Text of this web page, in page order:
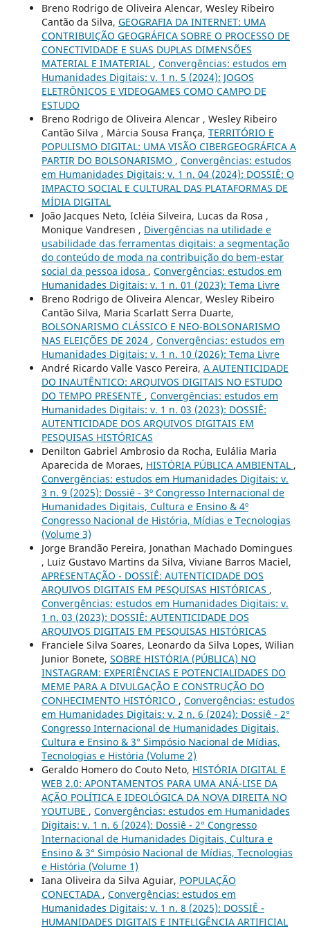
Breno Rodrigo de Oliveira Alencar, Wesley Ribeiro
Cantão da Silva, GEOGRAFIA DA INTERNET: UMA
CONTRIBUIÇÃO GEOGRÁFICA SOBRE O PROCESSO DE
CONECTIVIDADE E SUAS DUPLAS DIMENSÕES
MATERIAL E IMATERIAL , Convergências: estudos em
Humanidades Digitais: v. 1 n. 5 (2024): JOGOS
ELETRÔNICOS E VIDEOGAMES COMO CAMPO DE
ESTUDO
Breno Rodrigo de Oliveira Alencar , Wesley Ribeiro
Cantão Silva , Márcia Sousa França, TERRITÓRIO E
POPULISMO DIGITAL: UMA VISÃO CIBERGEOGRÁFICA A
PARTIR DO BOLSONARISMO , Convergências: estudos
em Humanidades Digitais: v. 1 n. 04 (2024): DOSSIÊ: O
IMPACTO SOCIAL E CULTURAL DAS PLATAFORMAS DE
MÍDIA DIGITAL
João Jacques Neto, Icléia Silveira, Lucas da Rosa ,
Monique Vandresen , Divergências na utilidade e
usabilidade das ferramentas digitais: a segmentação
do conteúdo de moda na contribuição do bem-estar
social da pessoa idosa , Convergências: estudos em
Humanidades Digitais: v. 1 n. 01 (2023): Tema Livre
Breno Rodrigo de Oliveira Alencar, Wesley Ribeiro
Cantão Silva, Maria Scarlatt Serra Duarte,
BOLSONARISMO CLÁSSICO E NEO-BOLSONARISMO
NAS ELEIÇÕES DE 2024 , Convergências: estudos em
Humanidades Digitais: v. 1 n. 10 (2026): Tema Livre
André Ricardo Valle Vasco Pereira, A AUTENTICIDADE
DO INAUTÊNTICO: ARQUIVOS DIGITAIS NO ESTUDO
DO TEMPO PRESENTE , Convergências: estudos em
Humanidades Digitais: v. 1 n. 03 (2023): DOSSIÊ:
AUTENTICIDADE DOS ARQUIVOS DIGITAIS EM
PESQUISAS HISTÓRICAS
Denilton Gabriel Ambrosio da Rocha, Eulália Maria
Aparecida de Moraes, HISTÓRIA PÚBLICA AMBIENTAL ,
Convergências: estudos em Humanidades Digitais: v.
3 n. 9 (2025): Dossiê - 3º Congresso Internacional de
Humanidades Digitais, Cultura e Ensino & 4º
Congresso Nacional de História, Mídias e Tecnologias
(Volume 3)
Jorge Brandão Pereira, Jonathan Machado Domingues
, Luiz Gustavo Martins da Silva, Viviane Barros Maciel,
APRESENTAÇÃO - DOSSIÊ: AUTENTICIDADE DOS
ARQUIVOS DIGITAIS EM PESQUISAS HISTÓRICAS ,
Convergências: estudos em Humanidades Digitais: v.
1 n. 03 (2023): DOSSIÊ: AUTENTICIDADE DOS
ARQUIVOS DIGITAIS EM PESQUISAS HISTÓRICAS
Franciele Silva Soares, Leonardo da Silva Lopes, Wilian
Junior Bonete, SOBRE HISTÓRIA (PÚBLICA) NO
INSTAGRAM: EXPERIÊNCIAS E POTENCIALIDADES DO
MEME PARA A DIVULGAÇÃO E CONSTRUÇÃO DO
CONHECIMENTO HISTÓRICO , Convergências: estudos
em Humanidades Digitais: v. 2 n. 6 (2024): Dossiê - 2°
Congresso Internacional de Humanidades Digitais,
Cultura e Ensino & 3° Simpósio Nacional de Mídias,
Tecnologias e História (Volume 2)
Geraldo Homero do Couto Neto, HISTÓRIA DIGITAL E
WEB 2.0: APONTAMENTOS PARA UMA ANÁ-LISE DA
AÇÃO POLÍTICA E IDEOLÓGICA DA NOVA DIREITA NO
YOUTUBE , Convergências: estudos em Humanidades
Digitais: v. 1 n. 6 (2024): Dossiê - 2° Congresso
Internacional de Humanidades Digitais, Cultura e
Ensino & 3° Simpósio Nacional de Mídias, Tecnologias
e História (Volume 1)
Iana Oliveira da Silva Aguiar, POPULAÇÃO
CONECTADA , Convergências: estudos em
Humanidades Digitais: v. 1 n. 8 (2025): DOSSIÊ -
HUMANIDADES DIGITAIS E INTELIGÊNCIA ARTIFICIAL